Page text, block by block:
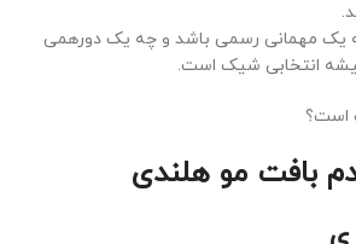
یک مهمانی رسمی باشد و چه یک دورهمی
انتخابی شیک است.
بافت مو هلندی